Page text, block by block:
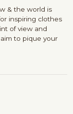
& the world is
inspiring clothes
of view and
to pique your